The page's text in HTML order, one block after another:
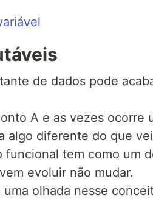
de dados pode
A e as vezes ocorre
algo diferente do que
funcional tem como um
evoluir não mudar.
uma olhada nesse